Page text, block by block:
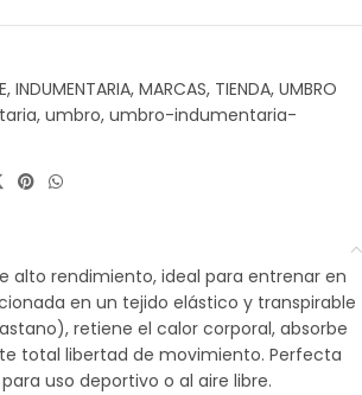
, INDUMENTARIA, MARCAS, TIENDA, UMBRO
, umbro, umbro-indumentaria-
alto rendimiento, ideal para entrenar en
en un tejido elástico y transpirable
retiene el calor corporal, absorbe
total libertad de movimiento. Perfecta
uso deportivo o al aire libre.